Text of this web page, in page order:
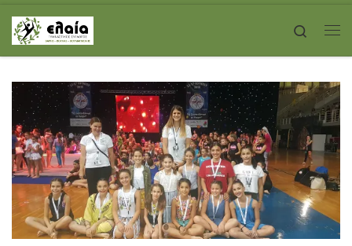
Skip to content
Search